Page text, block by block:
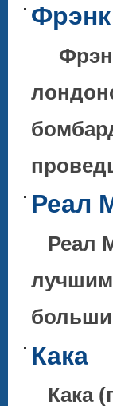
Фрэнк
Реал
Реал
лучшим
Кака
Кака